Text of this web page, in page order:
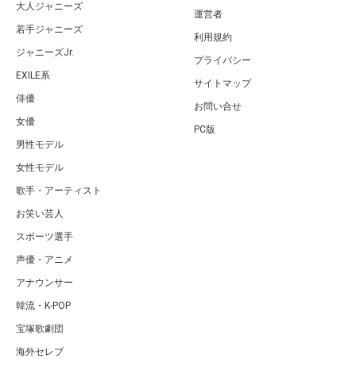
大人ジャニーズ
若手ジャニーズ
ジャニーズJr.
EXILE系
俳優
女優
男性モデル
女性モデル
歌手・アーティスト
お笑い芸人
スポーツ選手
声優・アニメ
アナウンサー
韓流・K-POP
宝塚歌劇団
海外セレブ
運営者
利用規約
プライバシー
サイトマップ
お問い合せ
PC版